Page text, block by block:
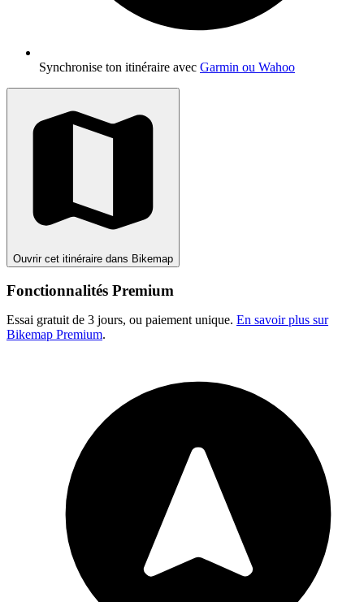
Synchronise ton itinéraire avec Garmin ou Wahoo
Ouvrir cet itinéraire dans Bikemap
Fonctionnalités Premium
Essai gratuit de 3 jours, ou paiement unique. En savoir plus sur
Bikemap Premium.